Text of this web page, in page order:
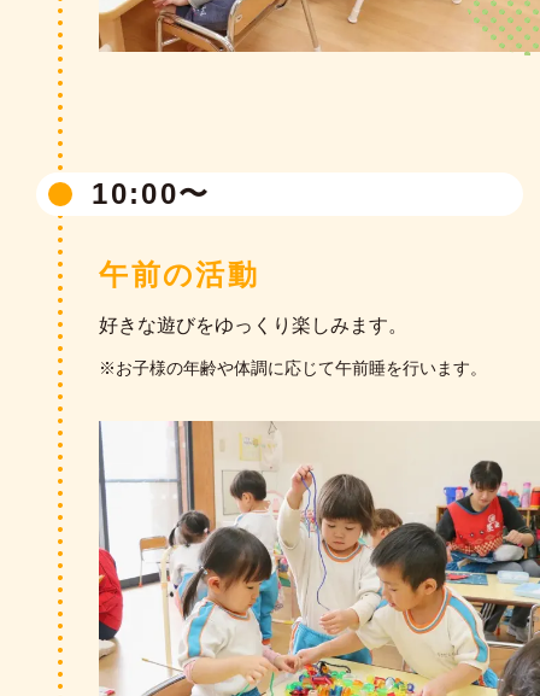
10:00〜
午前の活動
好きな遊びをゆっくり楽しみます。
※お子様の年齢や体調に応じて午前睡を行います。
おはじまり
手あそび・歌あそび等を行いながら子ども達の
様子を観察します。